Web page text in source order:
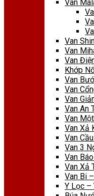
Van
Van
Van
Van
Khớp
Van
Van
Van
Van An
Van
Van Xả
Van
Van 3
Van
Van Xả
Van Bi
Y Lọc –